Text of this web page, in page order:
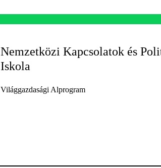
Nemzetközi Kapcsolatok és
Iskola
Világgazdasági Alprogram